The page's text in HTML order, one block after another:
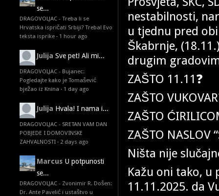
se...
DRAGOVOLJAC - Treba li se
Hrvatska ispričati Srbiji? Treba! Evo
teksta isprike · 1 hour ago
Julija Sve pet! Ali mi...
DRAGOVOLJAC - Bujanec:
Pogledajte kako je Tomašević
bježao iz Knina · 1 day ago
Julija Hvala! I nama i...
DRAGOVOLJAC - SRETAN VAM DAN
POBJEDE I DOMOVINSKE
ZAHVALNOSTI · 2 days ago
Marcus U potpunosti
se...
DRAGOVOLJAC - Zvonimir R. Došen:
Dr. Ante Pavelić i ustaštvo u
nestabilnosti,
u tjednu pred
Škabrnje,
drugim
ZAŠTO 11.11❓️
ZAŠTO
ZAŠTO
ZAŠTO NASLOV
Ništa nije
Kažu oni tako, u
11.11.2025. da